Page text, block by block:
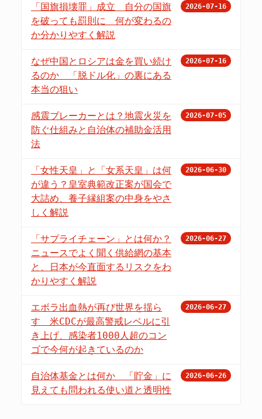
「国旗損壊罪」成立 自分の国旗
を破っても罰則に 何が変わるの
か分かりやすく解説
2026-07-16
なぜ中国とロシアは金を買い続け
るのか 「脱ドル化」の裏にある
本当の狙い
2026-07-16
感震ブレーカーとは？地震火災を
防ぐ仕組みと自治体の補助金活用
法
2026-07-05
「女性天皇」と「女系天皇」は何
が違う？皇室典範改正案が国会で
大詰め、養子縁組案の中身をやさ
しく解説
2026-06-30
「サプライチェーン」とは何か？
ニュースでよく聞く供給網の基本
と、日本が今直面するリスクをわ
かりやすく解説
2026-06-27
エボラ出血熱が再び世界を揺ら
す 米CDCが最高警戒レベルに引
き上げ、感染者1000人超のコン
ゴで今何が起きているのか
2026-06-27
自治体基金とは何か 「貯金」に
見えても問われる使い道と透明性
2026-06-26